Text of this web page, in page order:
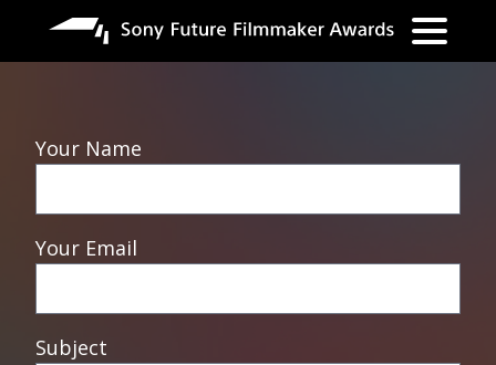
nội
Your Name
Your Email
Subject